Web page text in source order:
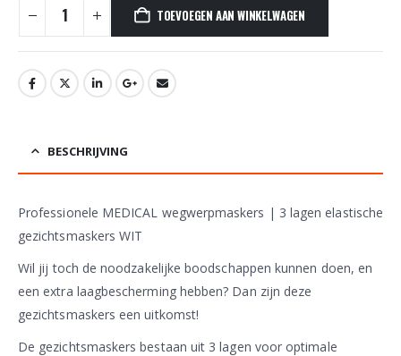
TOEVOEGEN AAN WINKELWAGEN
BESCHRIJVING
Professionele MEDICAL wegwerpmaskers | 3 lagen elastische
gezichtsmaskers WIT
Wil jij toch de noodzakelijke boodschappen kunnen doen, en
een extra laagbescherming hebben? Dan zijn deze
gezichtsmaskers een uitkomst!
De gezichtsmaskers bestaan uit 3 lagen voor optimale